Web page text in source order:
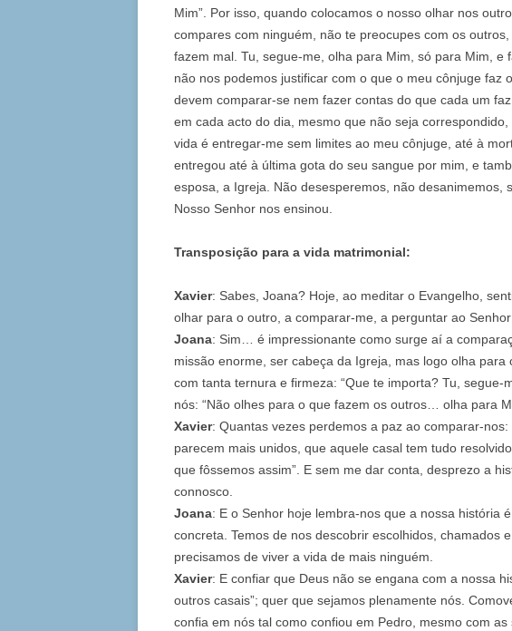
Mim”. Por isso, quando colocamos o nosso olhar nos
compares com ninguém, não te preocupes com os
fazem mal. Tu, segue-me, olha para Mim, só para Mim, e
não nos podemos justificar com o que o meu cônjuge faz
devem comparar-se nem fazer contas do que cada um
em cada acto do dia, mesmo que não seja
vida é entregar-me sem limites ao meu cônjuge, até à
entregou até à última gota do seu sangue por mim, e
esposa, a Igreja. Não desesperemos, não desanimemos,
Nosso Senhor nos ensinou.
Transposição para a vida matrimonial:
Xavier: Sabes, Joana? Hoje, ao meditar o Evangelho,
olhar para o outro, a comparar-me, a perguntar ao
Joana: Sim… é impressionante como surge aí a
missão enorme, ser cabeça da Igreja, mas logo olha
com tanta ternura e firmeza: “Que te importa? Tu, segue-
nós: “Não olhes para o que fazem os outros… olha para
Xavier: Quantas vezes perdemos a paz ao comparar-
parecem mais unidos, que aquele casal tem tudo
que fôssemos assim”. E sem me dar conta, desprezo a
connosco.
Joana: E o Senhor hoje lembra-nos que a nossa história
concreta. Temos de nos descobrir escolhidos, chamados
precisamos de viver a vida de mais ninguém.
Xavier: E confiar que Deus não se engana com a nossa
outros casais”; quer que sejamos plenamente nós.
confia em nós tal como confiou em Pedro, mesmo com